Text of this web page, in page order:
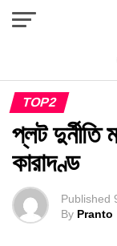
TOP2
প্লট
কারাদণ্ড
Published
By Pranto